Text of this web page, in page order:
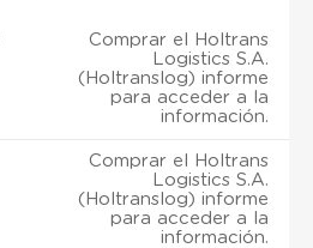
Comprar el Holtrans
Logistics S.A.
(Holtranslog) informe
para acceder a la
información.
Comprar el Holtrans
Logistics S.A.
(Holtranslog) informe
para acceder a la
información.